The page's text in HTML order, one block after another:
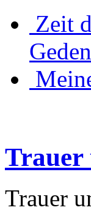
Zeit
Trauer
Trauer